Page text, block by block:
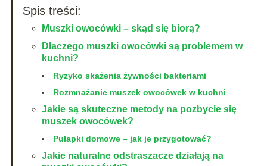
Spis treści:
Muszki owocówki – skąd się biorą?
Dlaczego muszki owocówki są problemem w
kuchni?
Ryzyko skażenia żywności bakteriami
Rozmnażanie muszek owocówek w kuchni
Jakie są skuteczne metody na pozbycie się
muszek owocówek?
Pułapki domowe – jak je przygotować?
Jakie naturalne odstraszacze działają na